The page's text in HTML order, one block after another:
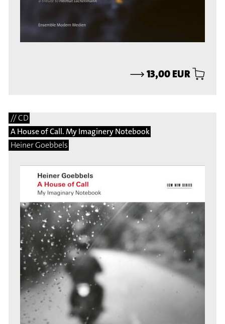
⟶13,00 EUR
// CD
A House of Call. My Imaginery Notebook
Heiner Goebbels